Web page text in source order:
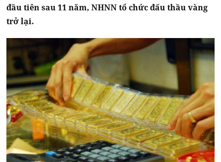
đầu tiên sau 11 năm, NHNN tổ chức đấu thầu vàng
trở lại.